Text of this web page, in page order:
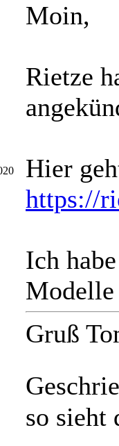
Moin,
Rietze
Hier
https://
Ich
Modelle
Gruß
so sieht